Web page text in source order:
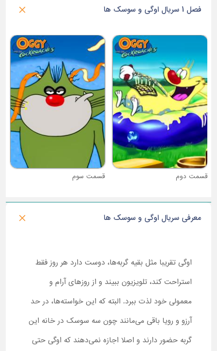
فصل 1 سریال اوگی و سوسک ها
قسمت دوم قسمت سوم
معرفی سریال اوگی و سوسک ها
اوگی تقریبا مثل بقیه گربه‌ها، دوست دارد هر روز فقط
استراحت کند، تلویزیون ببیند و از روزهای آرام و
معمولی خود لذت ببرد. البته که این خواسته‌ها، در حد
آرزو و رویا باقی می‌مانند چون سه سوسک در خانه این
گربه حضور دارند و اصلا اجازه نمی‌دهند که اوگی حتی